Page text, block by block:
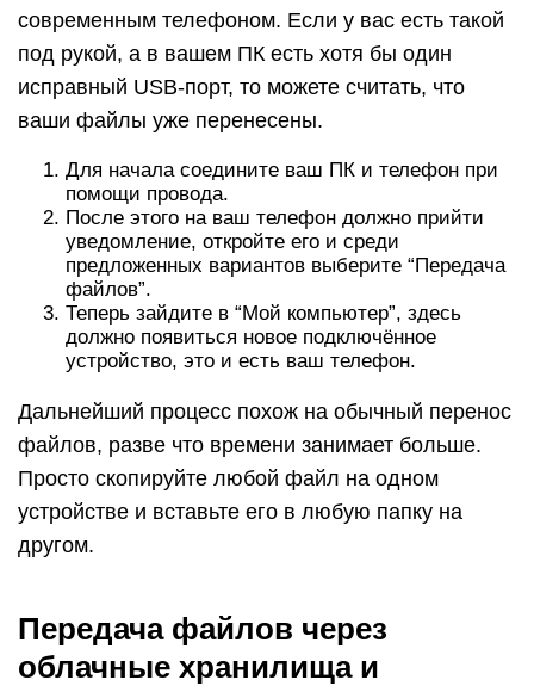
современным телефоном. Если у вас есть такой
под рукой, а в вашем ПК есть хотя бы один
исправный USB-порт, то можете считать, что
ваши файлы уже перенесены.
Для начала соедините ваш ПК и телефон при
помощи провода.
После этого на ваш телефон должно прийти
уведомление, откройте его и среди
предложенных вариантов выберите “Передача
файлов”.
Теперь зайдите в “Мой компьютер”, здесь
должно появиться новое подключённое
устройство, это и есть ваш телефон.
Дальнейший процесс похож на обычный перенос
файлов, разве что времени занимает больше.
Просто скопируйте любой файл на одном
устройстве и вставьте его в любую папку на
другом.
Передача файлов через
облачные хранилища и